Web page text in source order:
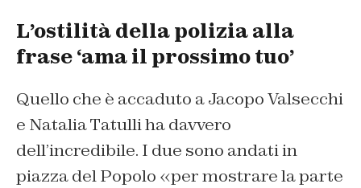
L’ostilità della polizia alla
frase ‘ama il prossimo tuo’
Quello che è accaduto a Jacopo Valsecchi
e Natalia Tatulli ha davvero
dell’incredibile. I due sono andati in
piazza del Popolo «per mostrare la parte